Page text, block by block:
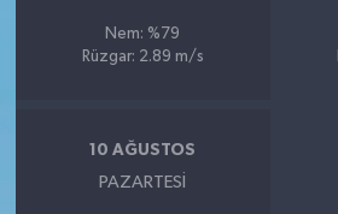
Nem: %79
Rüzgar: 2.89 m/s
10 AĞUSTOS
PAZARTESI